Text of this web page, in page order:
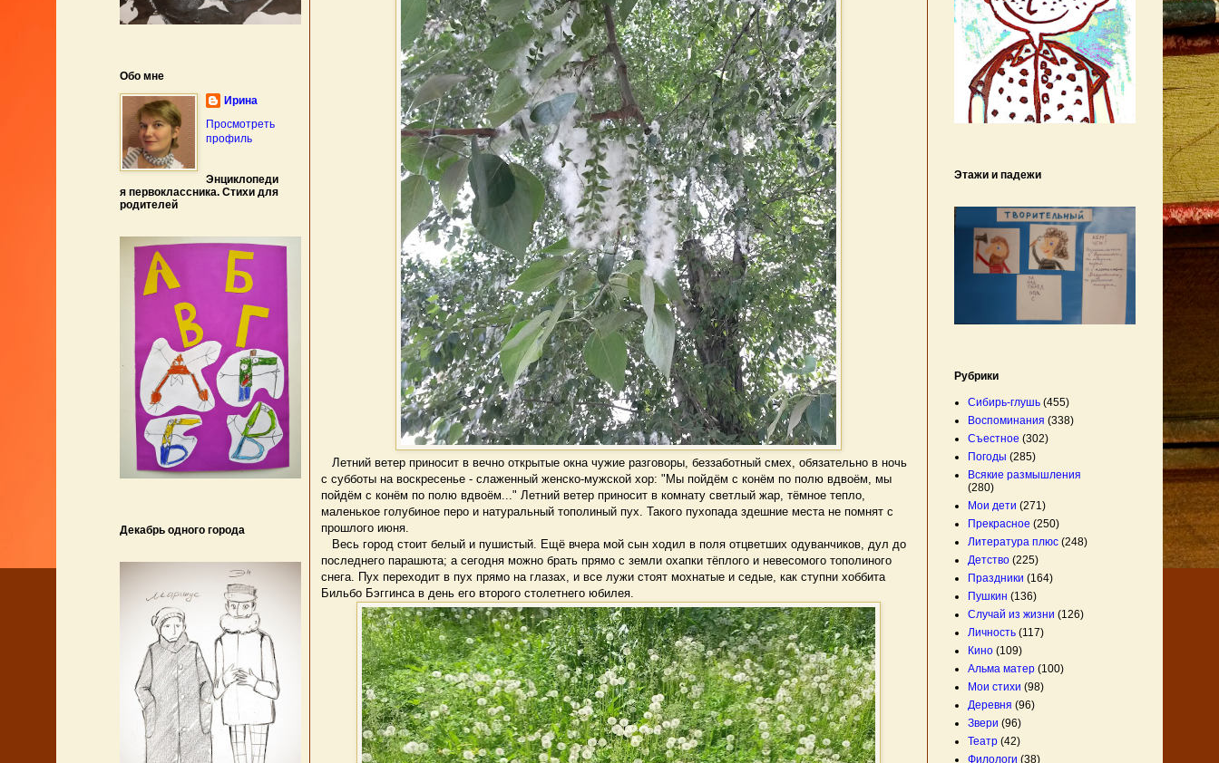
Летний ветер приносит в вечно открытые окна чужие разговоры, беззаботный смех, обязательно в ночь
с субботы на воскресенье - слаженный женско-мужской хор: "Мы пойдём с конём по полю вдвоём, мы
пойдём с конём по полю вдвоём..." Летний ветер приносит в комнату светлый жар, тёмное тепло,
маленькое голубиное перо и натуральный тополиный пух. Такого пухопада здешние места не помнят с
прошлого июня.
Весь город стоит белый и пушистый. Ещё вчера мой сын ходил в поля отцветших одуванчиков, дул до
последнего парашюта; а сегодня можно брать прямо с земли охапки тёплого и невесомого тополиного
снега. Пух переходит в пух прямо на глазах, и все лужи стоят мохнатые и седые, как ступни хоббита
Бильбо Бэггинса в день его второго столетнего юбилея.
Обо мне
Ирина
Просмотреть
профиль
Энциклопеди
я первоклассника. Стихи для
родителей
Декабрь одного города
Этажи и падежи
Рубрики
Сибирь-глушь (455)
Воспоминания (338)
Съестное (302)
Погоды (285)
Всякие размышления
(280)
Мои дети (271)
Прекрасное (250)
Литература плюс (248)
Детство (225)
Праздники (164)
Пушкин (136)
Случай из жизни (126)
Личность (117)
Кино (109)
Альма матер (100)
Мои стихи (98)
Деревня (96)
Звери (96)
Театр (42)
Филологи (38)